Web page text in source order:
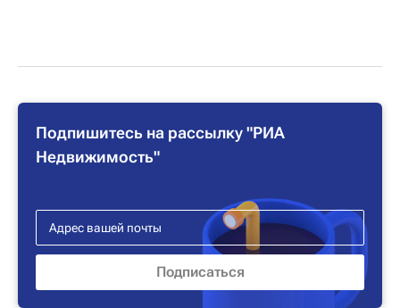
Подпишитесь на рассылку "РИА
Недвижимость"